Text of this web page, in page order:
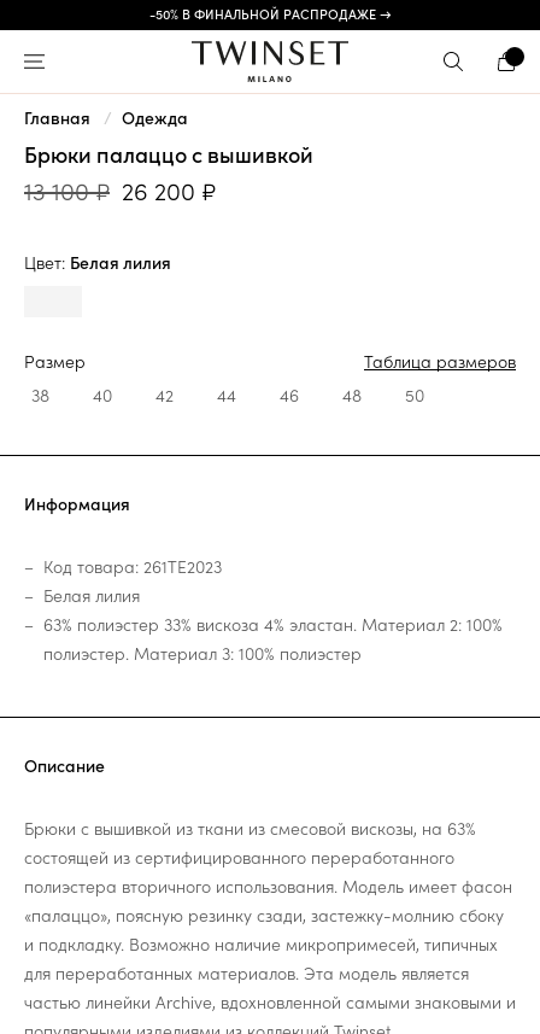
-50% В ФИНАЛЬНОЙ РАСПРОДАЖЕ →
Главная Одежда
Брюки палаццо с вышивкой
13 100 ₽ 26 200 ₽
Цвет: Белая лилия
Размер
Таблица размеров
38
40 42 44 46 48 50
Информация
Код товара: 261TE2023
Белая лилия
63% полиэстер 33% вискоза 4% эластан. Материал 2: 100%
полиэстер. Материал 3: 100% полиэстер
Описание
Брюки с вышивкой из ткани из смесовой вискозы, на 63%
состоящей из сертифицированного переработанного
полиэстера вторичного использования. Модель имеет фасон
«палаццо», поясную резинку сзади, застежку-молнию сбоку
и подкладку. Возможно наличие микропримесей, типичных
для переработанных материалов. Эта модель является
частью линейки Archive, вдохновленной самыми знаковыми и